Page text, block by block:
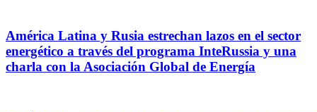
América Latina y Rusia estrechan lazos en el sector
energético a través del programa InteRussia y una
charla con la Asociación Global de Energía